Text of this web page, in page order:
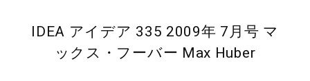
IDEA アイデア 335 2009年 7月号 マ
ックス・フーバー Max Huber